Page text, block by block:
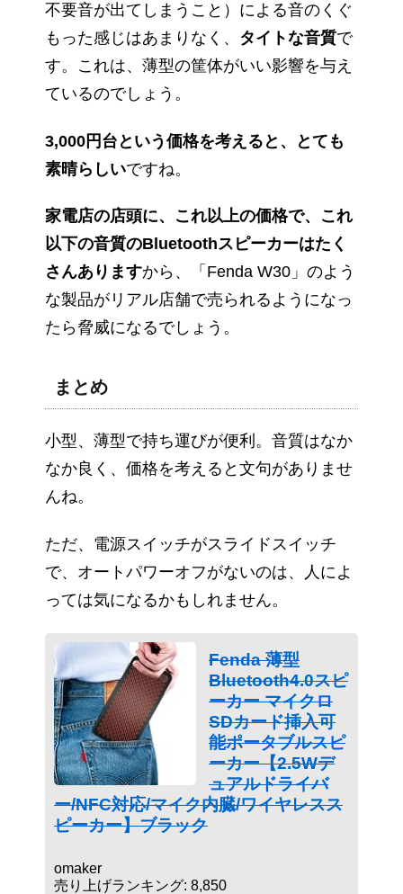
不要音が出てしまうこと）による音のくぐ
もった感じはあまりなく、 タイトな音質で
す。これは、薄型の筐体がいい影響を与え
ているのでしょう。
3,000円台という価格を考えると、とても
素晴らしいですね。
家電店の店頭に、これ以上の価格で、これ
以下の音質のBluetoothスピーカーはたく
さんありますから、「Fenda W30」のよう
な製品がリアル店舗で売られるようになっ
たら脅威になるでしょう。
まとめ
小型、薄型で持ち運びが便利。音質はなか
なか良く、価格を考えると文句がありませ
んね。
ただ、電源スイッチがスライドスイッチ
で、オートパワーオフがないのは、人によ
っては気になるかもしれません。
Fenda 薄型
Bluetooth4.0スピ
ーカー マイクロ
SDカード挿入可
能ポータブルスピ
ーカー【2.5Wデ
ュアルドライバ
ー/NFC対応/マイク内臓/ワイヤレスス
ピーカー】ブラック
omaker
売り上げランキング: 8,850